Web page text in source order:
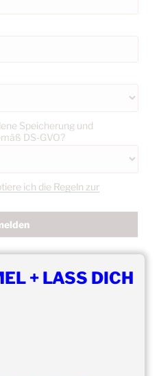
Speicherung und
DS-GVO?
ich die Regeln zur
+ LASS DICH